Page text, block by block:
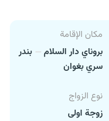
مكان الإقامة
بروناي دار السلام
بندر
سري بغوان
نوع الزواج
زوجة اولى